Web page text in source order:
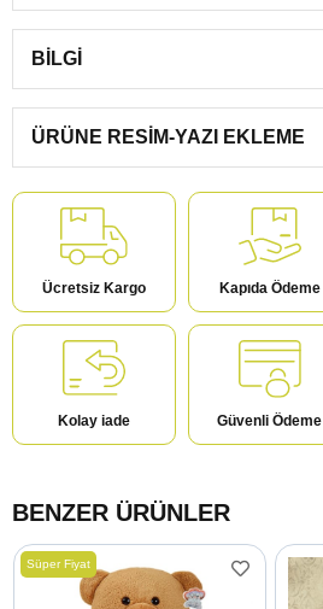
BILGI
ÜRÜNE RESIM-YAZI EKLEME
Ücretsiz Kargo Kapıda Ödeme
Kolay iade Güvenli Ödeme
BENZER ÜRÜNLER
Süper Fiyat